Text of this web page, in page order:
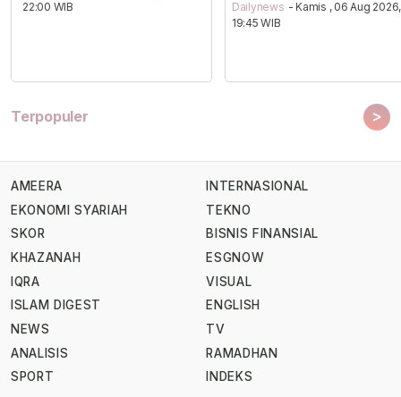
22:00 WIB
Dailynews - Kamis , 06 Aug 2026,
19:45 WIB
Terpopuler >
AMEERA
EKONOMI SYARIAH
SKOR
KHAZANAH
IQRA
ISLAM DIGEST
NEWS
ANALISIS
SPORT
INTERNASIONAL
TEKNO
BISNIS FINANSIAL
ESGNOW
VISUAL
ENGLISH
TV
RAMADHAN
INDEKS